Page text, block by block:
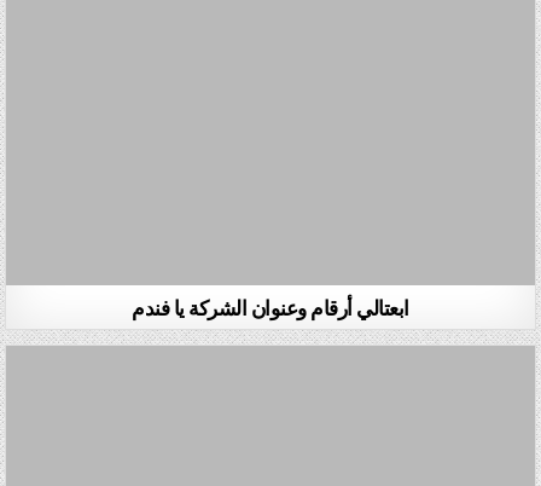
ابعتالي أرقام وعنوان الشركة يا فندم